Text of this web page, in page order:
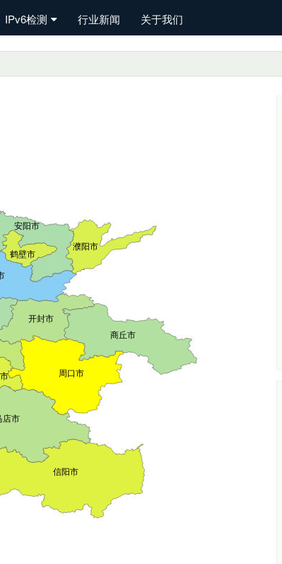
IPv6检测 行业新闻 关于我们